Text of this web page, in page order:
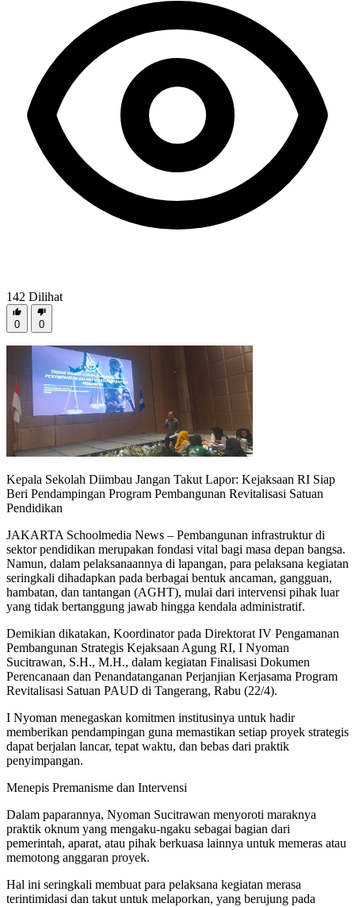
142 Dilihat
0 0
Kepala Sekolah Diimbau Jangan Takut Lapor: Kejaksaan RI Siap
Beri Pendampingan Program Pembangunan Revitalisasi Satuan
Pendidikan
JAKARTA Schoolmedia News – Pembangunan infrastruktur di
sektor pendidikan merupakan fondasi vital bagi masa depan bangsa.
Namun, dalam pelaksanaannya di lapangan, para pelaksana kegiatan
seringkali dihadapkan pada berbagai bentuk ancaman, gangguan,
hambatan, dan tantangan (AGHT), mulai dari intervensi pihak luar
yang tidak bertanggung jawab hingga kendala administratif.
Demikian dikatakan, Koordinator pada Direktorat IV Pengamanan
Pembangunan Strategis Kejaksaan Agung RI, I Nyoman
Sucitrawan, S.H., M.H., dalam kegiatan Finalisasi Dokumen
Perencanaan dan Penandatanganan Perjanjian Kerjasama Program
Revitalisasi Satuan PAUD di Tangerang, Rabu (22/4).
I Nyoman menegaskan komitmen institusinya untuk hadir
memberikan pendampingan guna memastikan setiap proyek strategis
dapat berjalan lancar, tepat waktu, dan bebas dari praktik
penyimpangan.
Menepis Premanisme dan Intervensi
Dalam paparannya, Nyoman Sucitrawan menyoroti maraknya
praktik oknum yang mengaku-ngaku sebagai bagian dari
pemerintah, aparat, atau pihak berkuasa lainnya untuk memeras atau
memotong anggaran proyek.
Hal ini seringkali membuat para pelaksana kegiatan merasa
terintimidasi dan takut untuk melaporkan, yang berujung pada